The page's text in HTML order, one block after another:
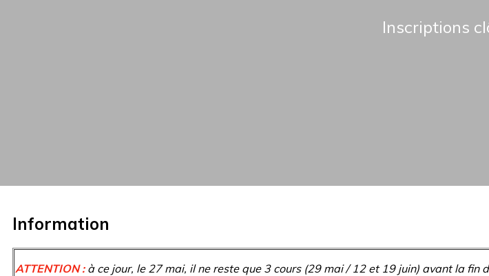
Inscriptions
Information
ATTENTION :à ce jour, le 27 mai, il ne reste que 3 cours (29 mai / 12 et 19 juin) avant la fin